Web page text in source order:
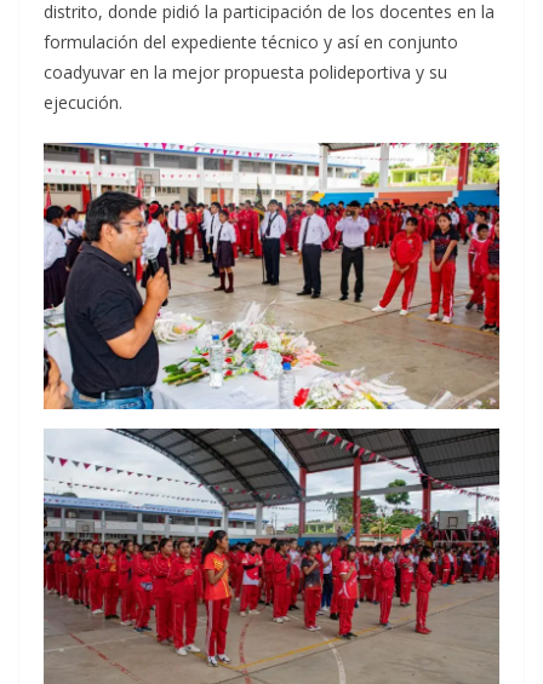
distrito, donde pidió la participación de los docentes en la
formulación del expediente técnico y así en conjunto
coadyuvar en la mejor propuesta polideportiva y su
ejecución.